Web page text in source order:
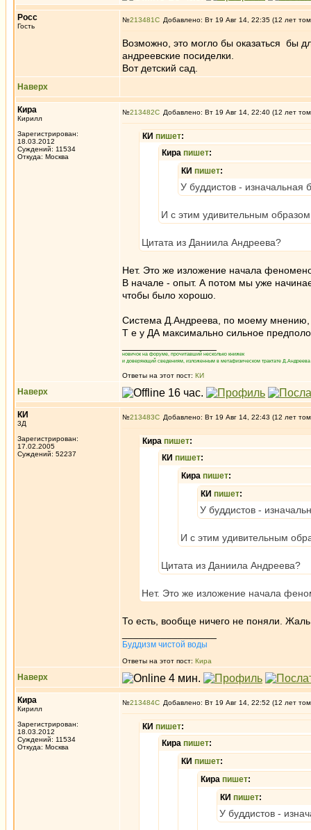
Росс
Гость
№213481 Добавлено: Вт 19 Авг 14, 22:35 (12 лет
Возможно, это могло бы оказаться бы
андреевские посиделки.
Вот детский сад.
Наверх
Кира
Кирилл
Зарегистрирован:
18.03.2012
Суждений: 11534
Откуда: Москва
№213482 Добавлено: Вт 19 Авг 14, 22:40 (12 лет
КИ пишет:
Кира пишет:
КИ пишет:
У буддистов - изначальная
И с этим удивительным
Цитата из Даниила Андреева?
Нет. Это же изложение начала
В начале - опыт. А потом мы уже
чтобы было хорошо.
Система Д.Андреева, по моему мнению,
Т е у ДА максимально сильное
новичок на форуме, прочитавший несколько книжек
и доверяющий сведениям, изложенным в метафизическом трактате
Ответы на этот пост: КИ
Наверх
КИ
3Д
Зарегистрирован:
17.02.2005
Суждений: 52237
№213483 Добавлено: Вт 19 Авг 14, 22:43 (12 лет
Кира пишет:
КИ пишет:
Кира пишет:
КИ пишет:
У буддистов -
И с этим удивительным
Цитата из Даниила Андреева?
Нет. Это же изложение начала
То есть, вообще ничего не поняли.
Буддизм чистой воды
Ответы на этот пост: Кира
Наверх
Кира
Кирилл
Зарегистрирован:
18.03.2012
Суждений: 11534
Откуда: Москва
№213484 Добавлено: Вт 19 Авг 14, 22:52 (12 лет
КИ пишет:
Кира пишет:
КИ пишет:
Кира пишет:
КИ пишет:
У буддистов -